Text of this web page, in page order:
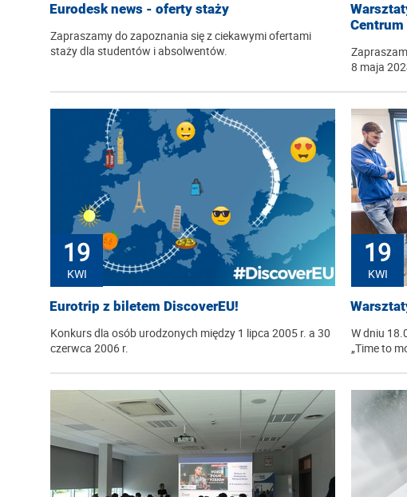
Eurodesk news - oferty staży
Zapraszamy do zapoznania się z ciekawymi ofertami
staży dla studentów i absolwentów.
8 maja
19
KWI
Eurotrip z biletem DiscoverEU!
Konkurs dla osób urodzonych między 1 lipca 2005 r. a 30
czerwca 2006 r.
19
KWI
W dniu
„Time to